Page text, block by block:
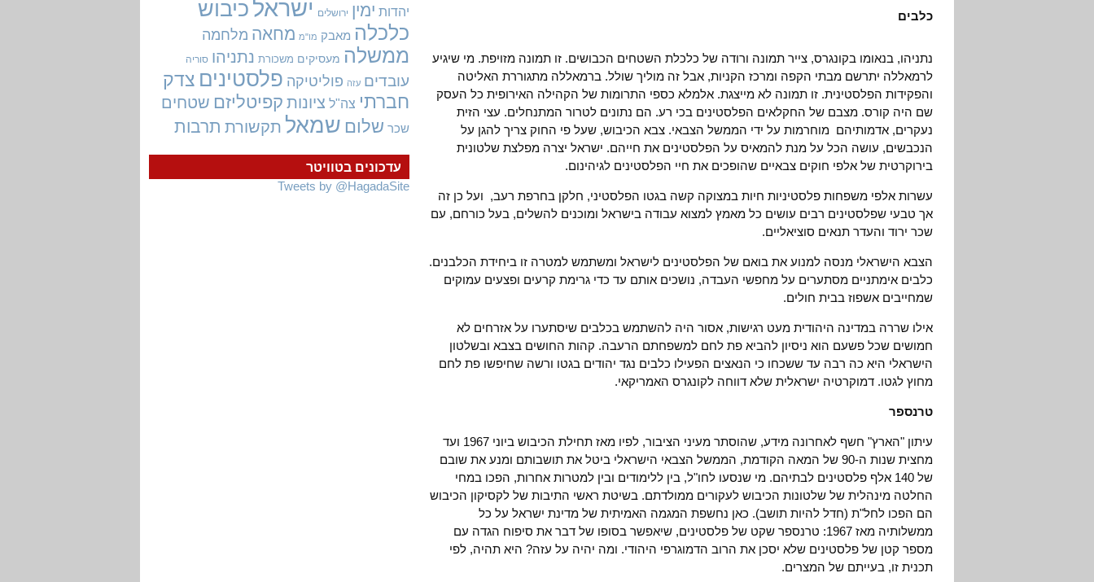
כלבים
נתניהו, בנאומו בקונגרס, צייר תמונה ורודה של כלכלת השטחים הכבושים. זו תמונה מזויפת. מי שיגיע
לרמאללה יתרשם מבתי הקפה ומרכז הקניות, אבל זה מוליך שולל. ברמאללה מתגוררת האליטה
והפקידות הפלסטינית. זו תמונה לא מייצגת. אלמלא כספי התרומות של הקהילה האירופית כל העסק
שם היה קורס. מצבם של החקלאים הפלסטינים בכי רע. הם נתונים לטרור המתנחלים. עצי הזית
נעקרים, אדמותיהם מוחרמות על ידי הממשל הצבאי. צבא הכיבוש, שעל פי החוק צריך להגן על
הנכבשים, עושה הכל על מנת להמאיס על הפלסטינים את חייהם. ישראל יצרה מפלצת שלטונית
בירוקרטית של אלפי חוקים צבאיים שהופכים את חיי הפלסטינים לגיהינום.
עשרות אלפי משפחות פלסטיניות חיות במצוקה קשה בגטו הפלסטיני, חלקן בחרפת רעב, ועל כן זה
אך טבעי שפלסטינים רבים עושים כל מאמץ למצוא עבודה בישראל ומוכנים להשלים, בעל כורחם, עם
שכר ירוד והעדר תנאים סוציאליים.
הצבא הישראלי מנסה למנוע את בואם של הפלסטינים לישראל ומשתמש למטרה זו ביחידת הכלבנים.
כלבים אימתניים מסתערים על מחפשי העבדה, נושכים אותם עד כדי גרימת קרעים ופצעים עמוקים
שמחייבים אשפוז בבית חולים.
אילו שררה במדינה היהודית מעט רגישות, אסור היה להשתמש בכלבים שיסתערו על אזרחים לא
חמושים שכל פשעם הוא ניסיון להביא פת לחם למשפחתם הרעבה. קהות החושים בצבא ובשלטון
הישראלי היא כה רבה עד ששכחו כי הנאצים הפעילו כלבים נגד יהודים בגטו ורשה שחיפשו פת לחם
מחוץ לגטו. דמוקרטיה ישראלית שלא דווחה לקונגרס האמריקאי.
טרנספר
עיתון "הארץ" חשף לאחרונה מידע, שהוסתר מעיני הציבור, לפיו מאז תחילת הכיבוש ביוני 1967 ועד
מחצית שנות ה-90 של המאה הקודמת, הממשל הצבאי הישראלי ביטל את תושבותם ומנע את שובם
של 140 אלף פלסטינים לבתיהם. מי שנסעו לחו"ל, בין ללימודים ובין למטרות אחרות, הפכו במחי
החלטה מינהלית של שלטונות הכיבוש לעקורים ממולדתם. בשיטת ראשי התיבות של לקסיקון הכיבוש
הם הפכו לחל"ת (חדל להיות תושב). כאן נחשפת המגמה האמיתית של מדינת ישראל על כל
ממשלותיה מאז 1967: טרנספר שקט של פלסטינים, שיאפשר בסופו של דבר את סיפוח הגדה עם
מספר קטן של פלסטינים שלא יסכן את הרוב הדמוגרפי היהודי. ומה יהיה על עזה? היא תהיה, לפי
תכנית זו, בעייתם של המצרים.
עדכונים בטוויטר
Tweets by @HagadaSite
יהדות ימין ירושלים ישראל כיבוש
כלכלה מאבק מו"מ מחאה מלחמה
ממשלה מעסיקים משכורת נתניהו סוריה
עובדים עזה פוליטיקה פלסטינים צדק
חברתי צה"ל ציונות קפיטליזם שטחים
שכר שלום שמאל תקשורת תרבות